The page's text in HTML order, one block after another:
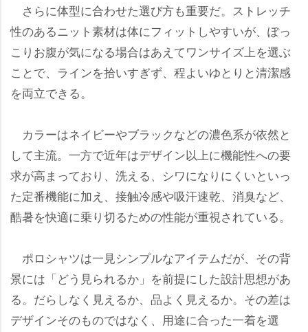
さらに体型に合わせた選び方も重要だ。ストレッチ
性のあるニット素材は体にフィットしやすいが、ぽっ
こりお腹が気になる場合はあえてワンサイズ上を選ぶ
ことで、ラインを拾いすぎず、程よいゆとりと清潔感
を両立できる。
カラーはネイビーやブラックなどの濃色系が依然と
して主流。一方で近年はデザイン以上に機能性への要
求が高まっており、洗える、シワになりにくいといっ
た定番機能に加え、接触冷感や吸汗速乾、消臭など、
酷暑を快適に乗り切るための性能が重視されている。
ポロシャツは一見シンプルなアイテムだが、その背
景には「どう見られるか」を前提にした設計思想があ
る。だらしなく見えるか、品よく見えるか。その差は
デザインそのものではなく、用途に合った一着を選